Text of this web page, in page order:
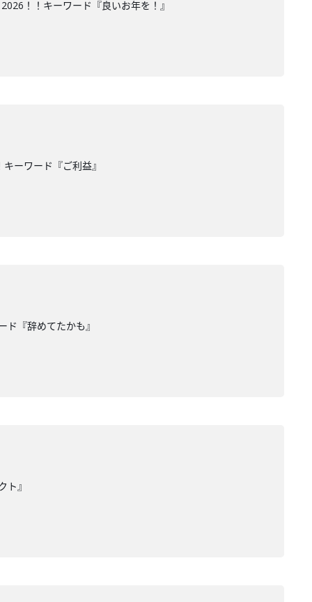
！！キーワード『良いお年を！』
ーワード『ご利益』
『辞めてたかも』
』